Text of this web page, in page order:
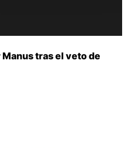
tras el veto de